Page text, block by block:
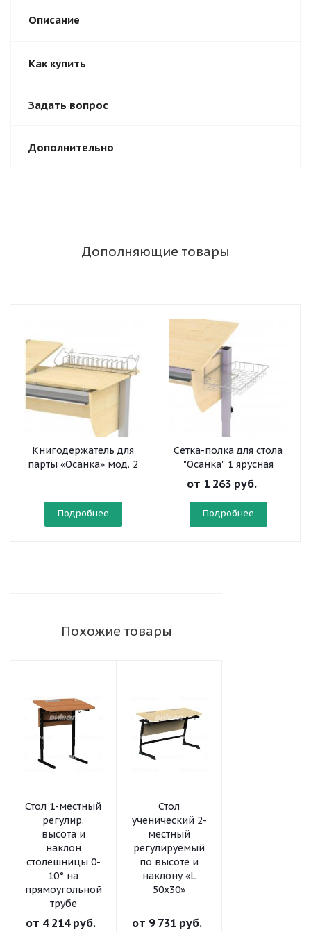
Описание
Как купить
Задать вопрос
Дополнительно
Дополняющие товары
Книгодержатель для
парты «Осанка» мод. 2
Подробнее
Сетка-полка для стола
"Осанка" 1 ярусная
от 1 263 руб.
Подробнее
Похожие товары
Стол 1-местный
регулир.
высота и
наклон
столешницы 0-
10° на
прямоугольной
трубе
от 4 214 руб.
Стол
ученический 2-
местный
регулируемый
по высоте и
наклону «L
50x30»
от 9 731 руб.